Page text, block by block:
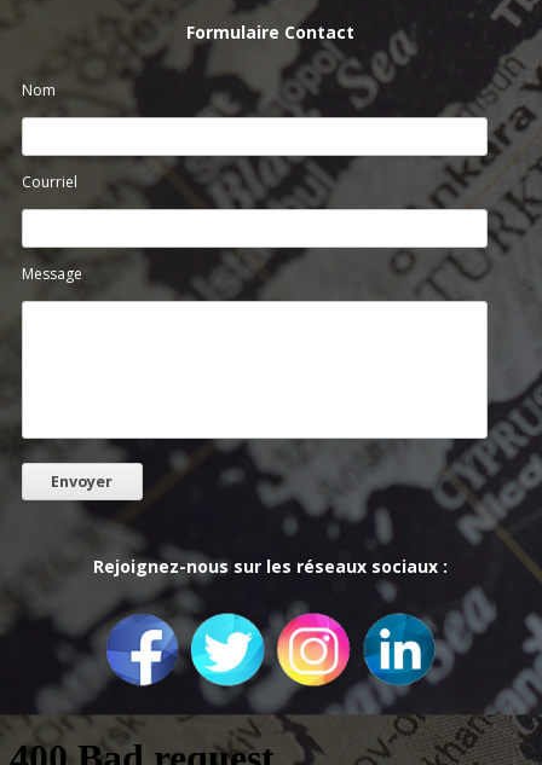
Formulaire Contact
Nom
Courriel
Message
Rejoignez-nous sur les réseaux sociaux :